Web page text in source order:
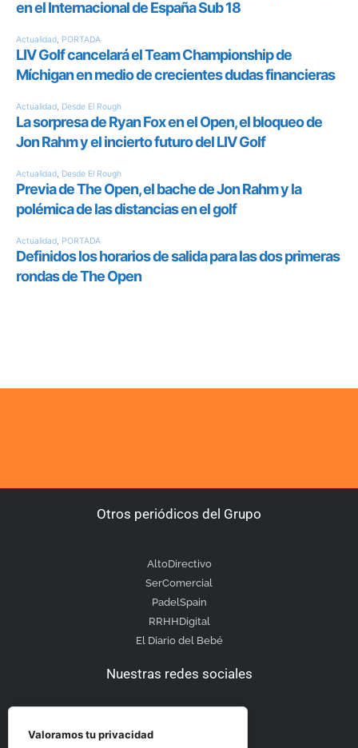
Otros periódicos del Grupo
AltoDirectivo
SerComercial
PadelSpain
RRHHDigital
El Diario del Bebé
Nuestras redes sociales
Valoramos tu privacidad